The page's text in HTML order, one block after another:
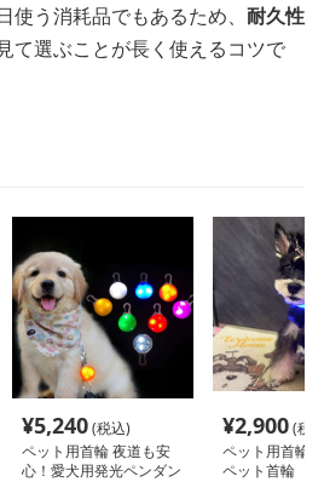
う消耗品でもあるため、 耐久性
て選ぶことが長く使えるコツで
¥5,240(税込)
ペット用首輪 夜道も安
心！愛犬用発光ペンダン
¥2,900(税
ペット用首輪
ペット首輪